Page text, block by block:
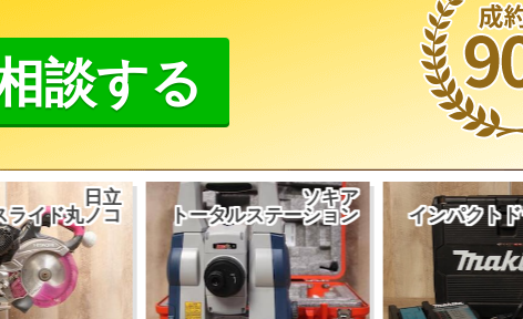
談する
日立
ノコ
ソキア
トータルステーション
マキタ
インパクトドライバー